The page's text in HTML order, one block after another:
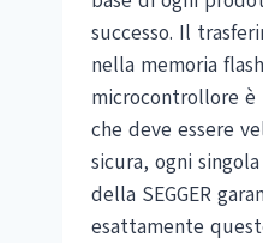
successo. Il
nella memoria
microcontrollore è
che deve essere
sicura, ogni
della SEGGER
esattamente